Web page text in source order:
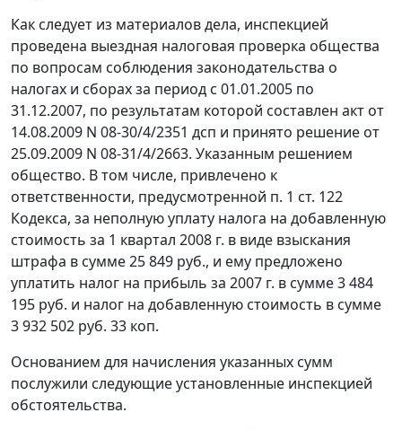
Как следует из материалов дела, инспекцией
проведена выездная налоговая проверка общества
по вопросам соблюдения законодательства о
налогах и сборахза период с 01.01.2005 по
31.12.2007, по результатам которой составлен акт от
14.08.2009 N 08-30/4/2351 дсп и принято решение от
25.09.2009 N 08-31/4/2663. Указанным решением
общество. В том числе, привлечено к
ответственности, предусмотренной п. 1 ст. 122
Кодекса, за неполную уплату налога на добавленную
стоимость за 1 квартал 2008 г. в виде взыскания
штрафа в сумме 25 849 руб., и ему предложено
уплатить налог на прибыль за 2007 г. в сумме 3 484
195 руб. и налог на добавленную стоимость в сумме
3 932 502 руб. 33 коп.
Основанием для начисления указанных сумм
послужили следующие установленные инспекцией
обстоятельства.